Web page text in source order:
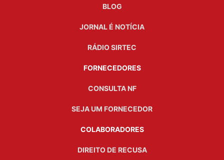
BLOG
JORNAL É NOTÍCIA
RÁDIO SIRTEC
FORNECEDORES
CONSULTA NF
SEJA UM FORNECEDOR
COLABORADORES
DIREITO DE RECUSA